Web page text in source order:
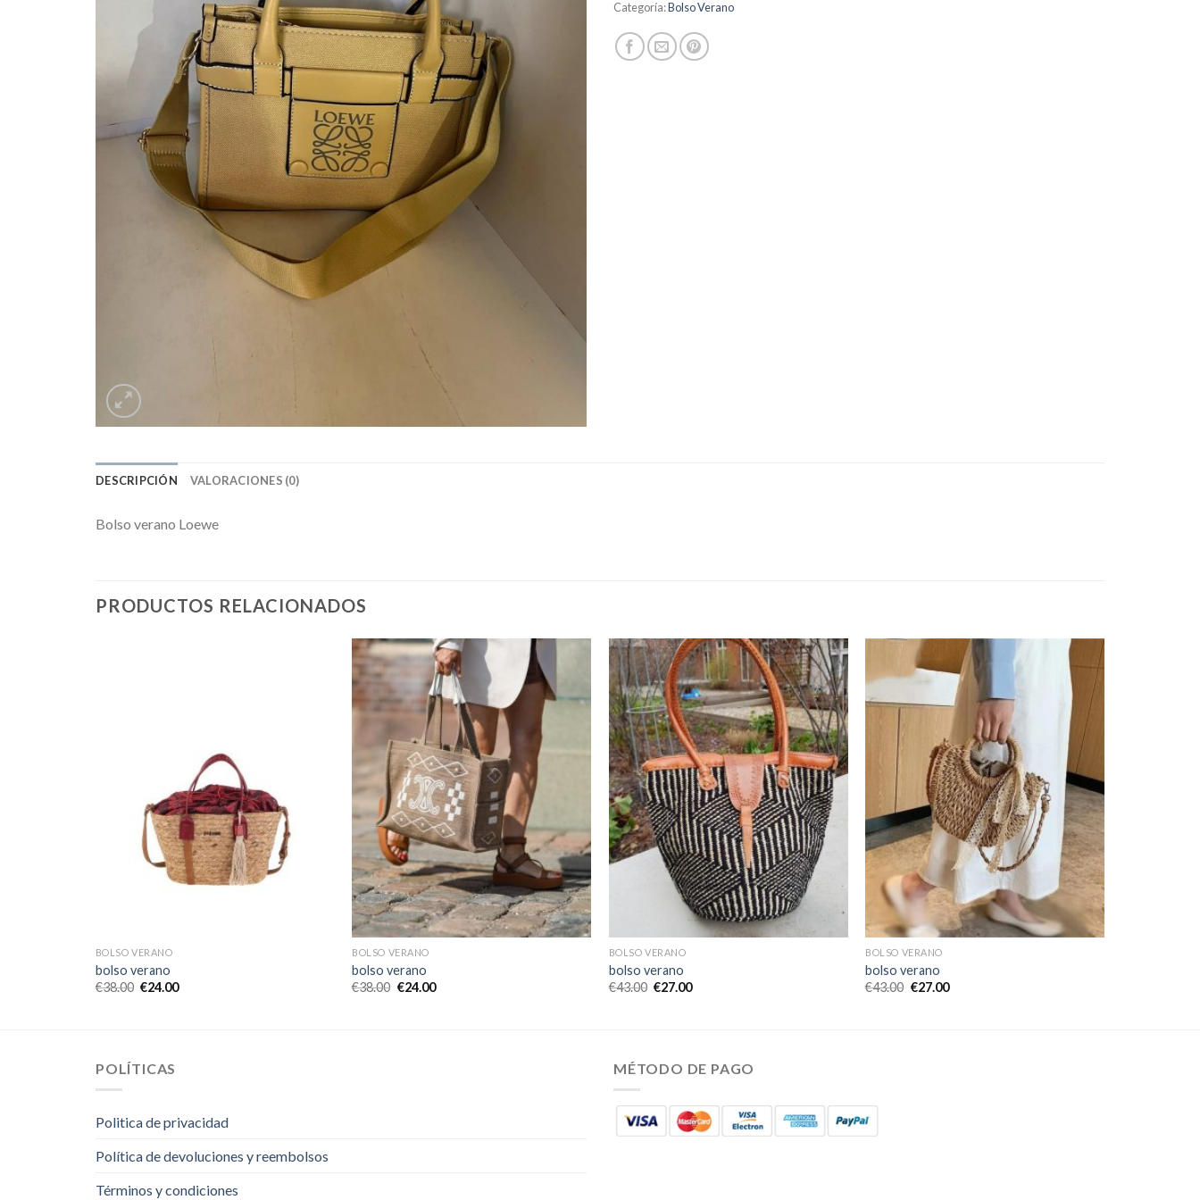
Categoría:Bolso Verano
DESCRIPCIÓN VALORACIONES (0)
Bolso verano Loewe
PRODUCTOS RELACIONADOS
BOLSO VERANO
bolso verano
€38.00 €24.00
BOLSO VERANO
bolso verano
€38.00 €24.00
BOLSO VERANO
bolso verano
€43.00 €27.00
BOLSO VERANO
bolso verano
€43.00 €27.00
POLÍTICAS
Politica de privacidad
Política de devoluciones y reembolsos
Términos y condiciones
MÉTODO DE PAGO